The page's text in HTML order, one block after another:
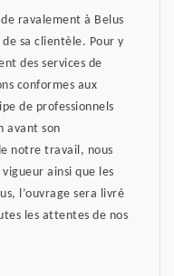
ravalement à Belus
sa clientèle. Pour y
des services de
conformes aux
de professionnels
avant son
notre travail, nous
ainsi que les
l’ouvrage sera livré
les attentes de nos